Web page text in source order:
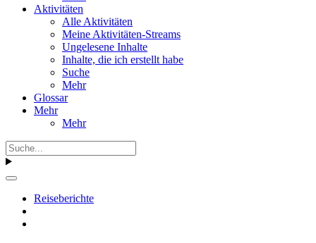
Aktivitäten
Alle Aktivitäten
Meine Aktivitäten-Streams
Ungelesene Inhalte
Inhalte, die ich erstellt habe
Suche
Mehr
Glossar
Mehr
Mehr
Reiseberichte